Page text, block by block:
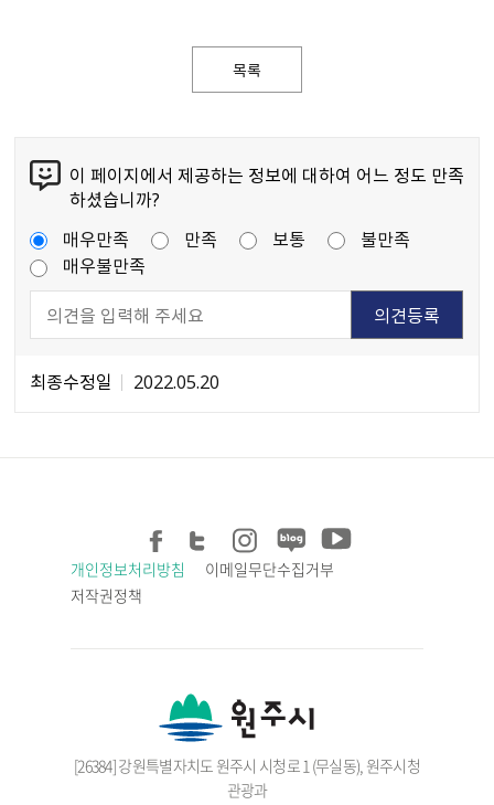
목록
이 페이지에서 제공하는 정보에 대하여 어느 정도 만족
하셨습니까?
매우만족
만족 보통
불만족
매우불만족
최종수정일 2022.05.20
개인정보처리방침
이메일무단수집거부
저작권정책
[26384] 강원특별자치도 원주시 시청로 1 (무실동), 원주시청
관광과